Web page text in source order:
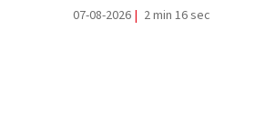
07-08-2026 | 2 min 16 sec